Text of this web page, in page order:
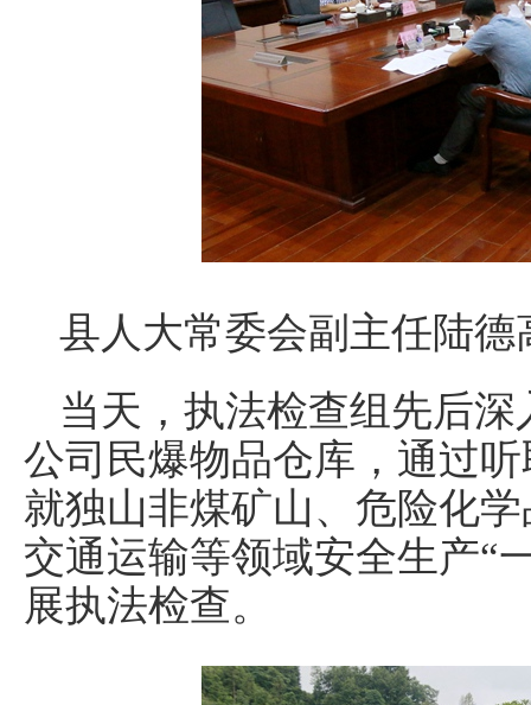
县人大常委会副主任陆
当天，执法检查组先后
公司民爆物品仓库，通过
就独山非煤矿山、危险化
交通运输等领域安全生产“
展执法检查。